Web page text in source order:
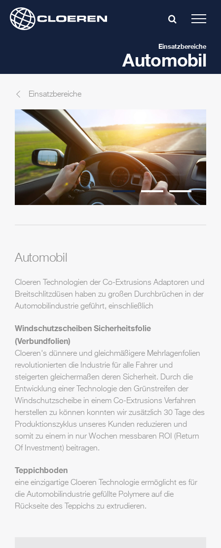
content
Automobil
Einsatzbereiche
Automobil
Cloeren Technologien der Co-Extrusions Adaptoren und
Breitschlitzdüsen haben zu großen Durchbrüchen in der
Automobilindustrie geführt, einschließlich
Windschutzscheiben Sicherheitsfolie
(Verbundfolien)
Cloeren's dünnere und gleichmäßigere Mehrlagenfolien
revolutionierten die Industrie für alle Fahrer und
steigerten gleichermaßen deren Sicherheit. Durch die
Entwicklung einer Technologie den Grünstreifen der
Windschutzscheibe in einem Co-Extrusions Verfahren
herstellen zu können konnten wir zusätzlich 30 Tage des
Produktionszyklus unseres Kunden reduzieren und
somit zu einem in nur Wochen messbaren ROI (Return
Of Investment) beitragen.
Teppichboden
eine einzigartige Cloeren Technologie ermöglicht es für
die Automobilindustrie gefüllte Polymere auf die
Rückseite des Teppichs zu extrudieren.
Einsatzbereiche